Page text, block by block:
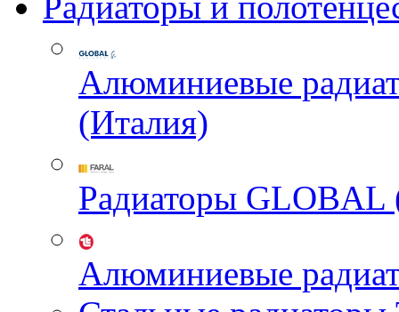
Алюминиевые
(Италия)
Радиаторы GLOBAL
Алюминиевые